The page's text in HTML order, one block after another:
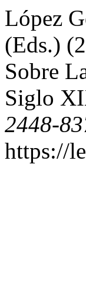
López
(Eds.)
Sobre
Siglo
2448-
https://